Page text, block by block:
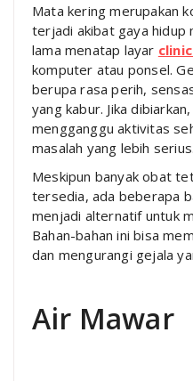
Mata kering merupakan
terjadi akibat gaya
lama menatap layar
komputer atau ponsel.
berupa rasa perih,
yang kabur. Jika
mengganggu aktivitas
masalah yang lebih serius.
Meskipun banyak obat
tersedia, ada beberapa
menjadi alternatif untuk
Bahan-bahan ini bisa
dan mengurangi gejala
Air Mawar